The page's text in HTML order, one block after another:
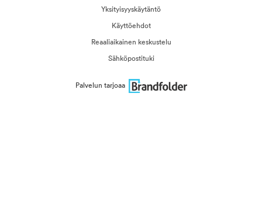
Yksityisyyskäytäntö
Käyttöehdot
Reaaliaikainen keskustelu
Sähköpostituki
Palvelun tarjoaa